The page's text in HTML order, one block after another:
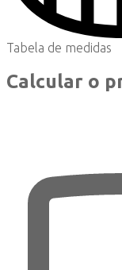
Tabela de medidas
Calcular o